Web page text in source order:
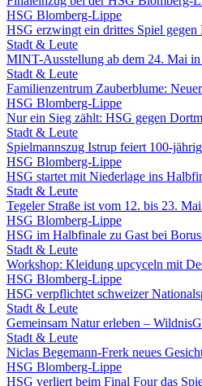
HSG Blomberg-Lippe
HSG erzwingt ein drittes Spiel gegen
Stadt & Leute
MINT-Ausstellung ab dem 24. Mai in
Stadt & Leute
Familienzentrum Zauberblume:
HSG Blomberg-Lippe
Nur ein Sieg zählt: HSG gegen
Stadt & Leute
Spielmannszug Istrup feiert 100-
HSG Blomberg-Lippe
HSG startet mit Niederlage ins
Stadt & Leute
Tegeler Straße ist vom 12. bis 23.
HSG Blomberg-Lippe
HSG im Halbfinale zu Gast bei
Stadt & Leute
Workshop: Kleidung upcyceln mit
HSG Blomberg-Lippe
HSG verpflichtet schweizer
Stadt & Leute
Gemeinsam Natur erleben –
Stadt & Leute
Niclas Begemann-Frerk neues
HSG Blomberg-Lippe
HSG verliert beim Final Four das